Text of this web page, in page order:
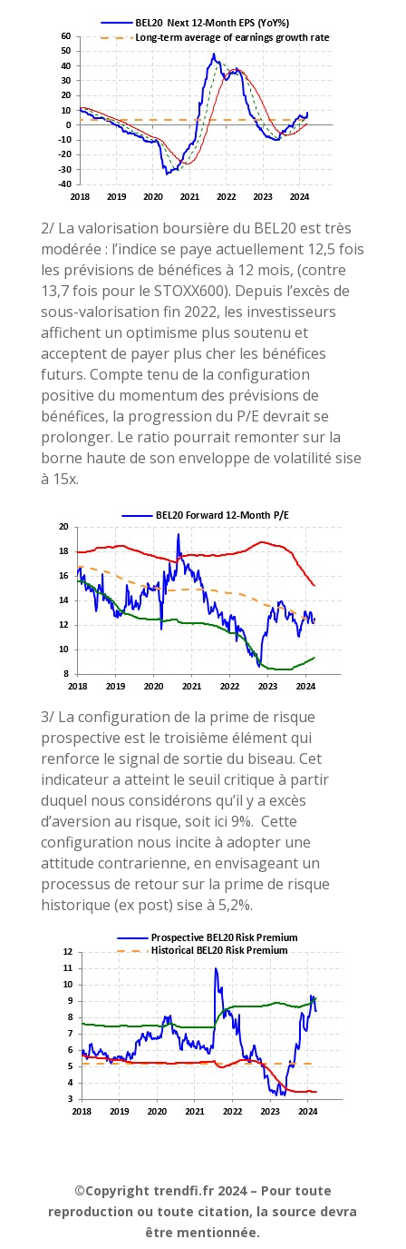
2/ La valorisation boursière du BEL20 est très
modérée : l’indice se paye actuellement 12,5 fois
les prévisions de bénéfices à 12 mois, (contre
13,7 fois pour le STOXX600). Depuis l’excès de
sous-valorisation fin 2022, les investisseurs
affichent un optimisme plus soutenu et
acceptent de payer plus cher les bénéfices
futurs. Compte tenu de la configuration
positive du momentum des prévisions de
bénéfices, la progression du P/E devrait se
prolonger. Le ratio pourrait remonter sur la
borne haute de son enveloppe de volatilité sise
à 15x.
3/ La configuration de la prime de risque
prospective est le troisième élément qui
renforce le signal de sortie du biseau. Cet
indicateur a atteint le seuil critique à partir
duquel nous considérons qu’il y a excès
d’aversion au risque, soit ici 9%. Cette
configuration nous incite à adopter une
attitude contrarienne, en envisageant un
processus de retour sur la prime de risque
historique (ex post) sise à 5,2%.
©Copyright trendfi.fr 2024 – Pour toute
reproduction ou toute citation, la source devra
être mentionnée.